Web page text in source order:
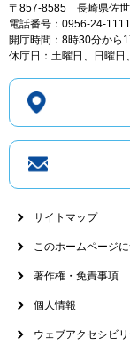
〒857-8585 長崎県佐
電話番号：0956-24-
開庁時間：8時30分から
休庁日：土曜日、日曜日
サイトマップ
このホームページ
著作権・免責事項
個人情報
ウェブアクセシビ